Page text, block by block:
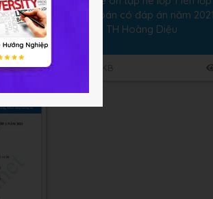
197
môn Toán có đáp án năm 2021
Trường TH Hoàng Diệu
107.11 KB